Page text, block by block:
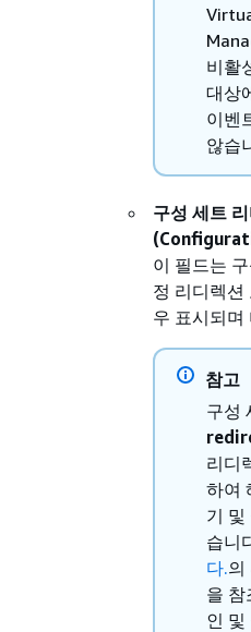
비활
대상
이벤
않습
구성 세트
이 필드는
정 리디렉션
우 표시되며
참고
구성
리디
하여
기 및
습니
다.의
을 참
인 및